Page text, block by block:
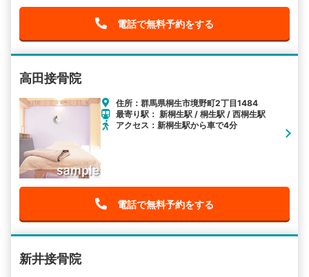
電話で無料予約をする
高田接骨院
住所：群馬県桐生市境野町2丁目1484
最寄り駅： 新桐生駅 / 桐生駅 / 西桐生駅
アクセス：新桐生駅から車で4分
電話で無料予約をする
新井接骨院